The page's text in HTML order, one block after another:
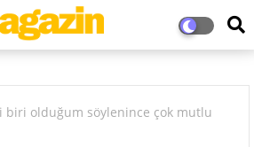
biri olduğum söylenince çok mutlu